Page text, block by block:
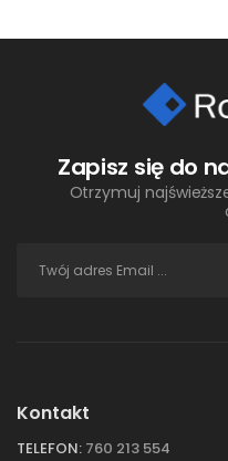
Zapisz się do
Otrzymuj
Kontakt
TELEFON: 760 213 554